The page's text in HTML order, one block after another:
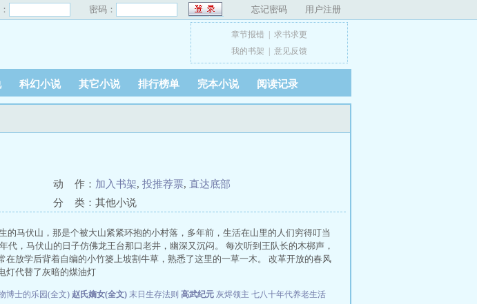
密码： 忘记密码 用户注册
章节报错
求书求更
我的书架
意见反馈
科幻小说 其它小说 排行榜单 完本小说 阅读记录
动 作： 加入书架, 投推荐票, 直达底部
分 类：其他小说
马伏山，那是个被大山紧紧环抱的小村落，多年前，生活在山里的人们穷得叮当
代，马伏山的日子仿佛龙王台那口老井，幽深又沉闷。 每次听到王队长的木梆声，
在放学后背着自编的小竹篓上坡割牛草，熟悉了这里的一草一木。 改革开放的春风
灯代替了灰暗的煤油灯
博士的乐园(全文) 赵氏嫡女(全文) 末日生存法则 高武纪元 灰烬领主 七八十年代养老生活